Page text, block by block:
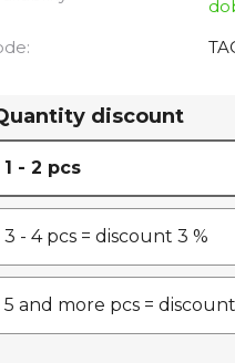
discount
1 - 2 pcs
3 - 4 pcs = discount 3 %
5 and more pcs = discount